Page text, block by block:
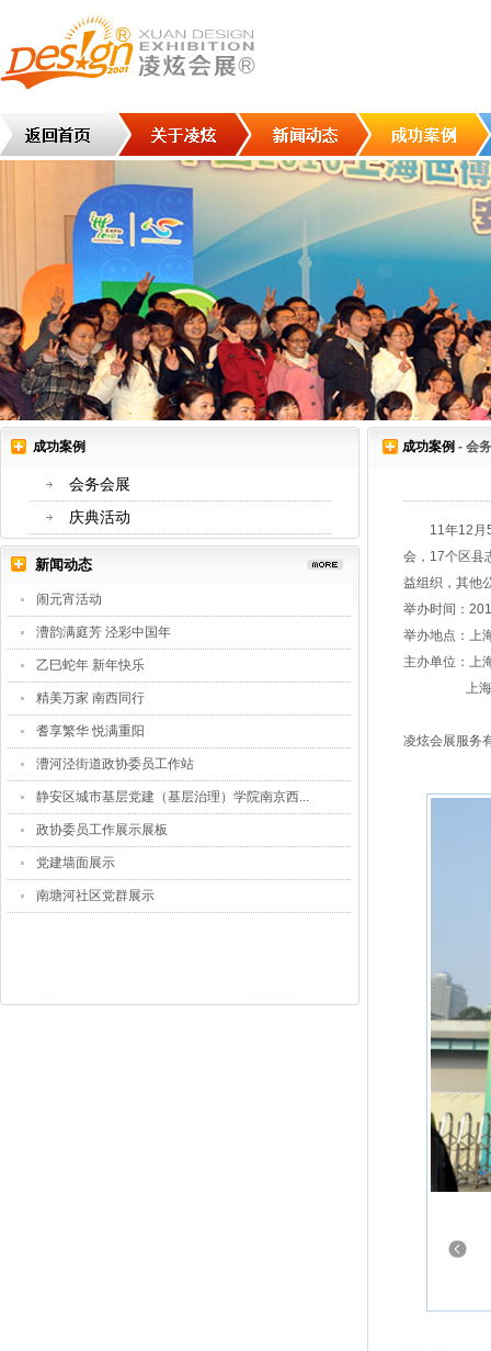
成功案例
会务会展
庆典活动
新闻动态
闹元宵活动
漕韵满庭芳 泾彩中国年
乙巳蛇年 新年快乐
精美万家 南西同行
耆享繁华 悦满重阳
漕河泾街道政协委员工作站
静安区城市基层党建（基层治理）学院南京西...
政协委员工作展示展板
党建墙面展示
南塘河社区党群展示
成功案例 - 会
11年12月5
会，17个区县
益组织，其他
举办时间：
举办地点：上
主办单位：上
上海市
凌炫会展服务